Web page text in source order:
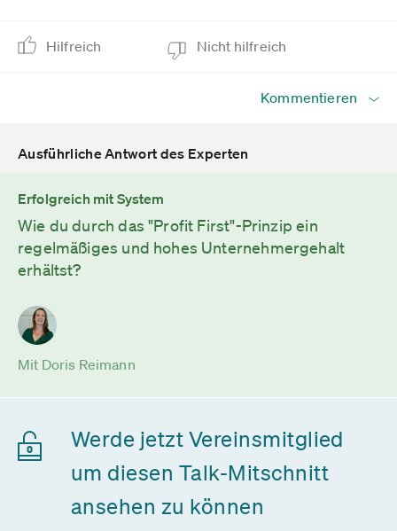
Hilfreich Nicht hilfreich
Kommentieren
Ausführliche Antwort des Experten
Erfolgreich mit System
Wie du durch das "Profit First"-Prinzip ein
regelmäßiges und hohes Unternehmergehalt
erhältst?
Mit Doris Reimann
Werde jetzt Vereinsmitglied
um diesen Talk-Mitschnitt
ansehen zu können